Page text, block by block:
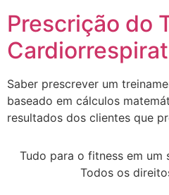
Prescrição do
Saber prescrever um
baseado em cálculos
resultados dos clientes que
Tudo para o fitness em um
Todos os